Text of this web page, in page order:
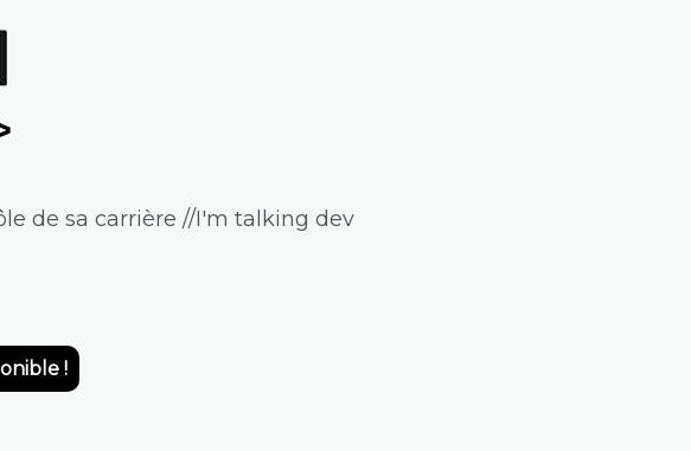
de sa carrière //I'm talking dev
!